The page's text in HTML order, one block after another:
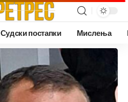
Судски постапки Мислења